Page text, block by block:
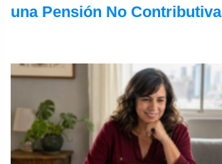
una Pensión No Contributiva